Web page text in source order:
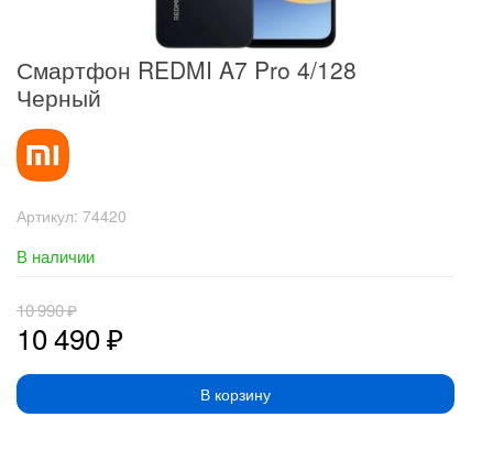
Смартфон REDMI A7 Pro 4/128
Черный
Артикул: 74420
В наличии
10 490₽
10 990₽
В корзину